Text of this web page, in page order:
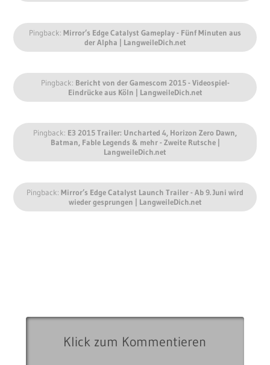
Pingback: Mirror’s Edge Catalyst Gameplay - Fünf Minuten aus
der Alpha | LangweileDich.net
Pingback: Bericht von der Gamescom 2015 - Videospiel-
Eindrücke aus Köln | LangweileDich.net
Pingback: E3 2015 Trailer: Uncharted 4, Horizon Zero Dawn,
Batman, Fable Legends & mehr - Zweite Rutsche |
LangweileDich.net
Pingback: Mirror’s Edge Catalyst Launch Trailer - Ab 9. Juni wird
wieder gesprungen | LangweileDich.net